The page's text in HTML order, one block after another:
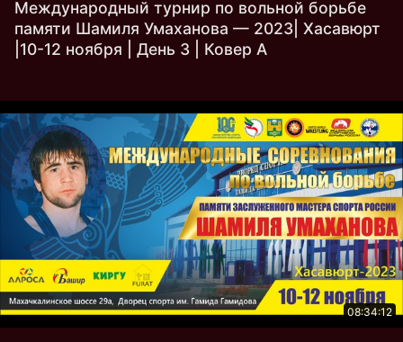
Международный турнир по вольной борьбе
памяти Шамиля Умаханова — 2023| Хасавюрт
|10-12 ноября | День 3 | Ковер A
08:34:12